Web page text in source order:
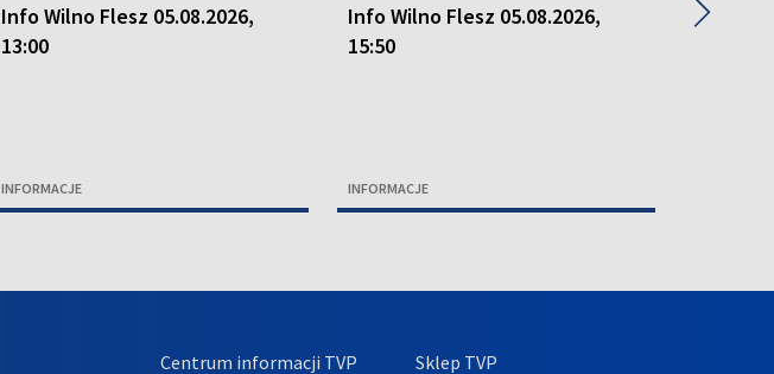
Info Wilno Flesz 05.08.2026,
13:00
INFORMACJE
Info Wilno Flesz 05.08.2026,
15:50
INFORMACJE
Info
▶
Centrum informacji TVP
Sklep TVP